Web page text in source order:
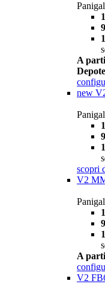
A
new
scopri
V2
A
V2